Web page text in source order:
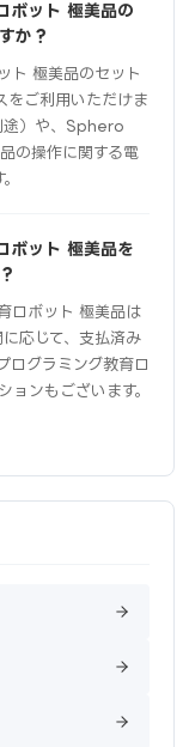
ット 極美品の
か？
ト 極美品のセット
をご利用いただけま
途）や、Sphero
の操作に関する電
ット 極美品を
ロボット 極美品は
応じて、支払済み
グラミング教育ロ
ョンもございます。